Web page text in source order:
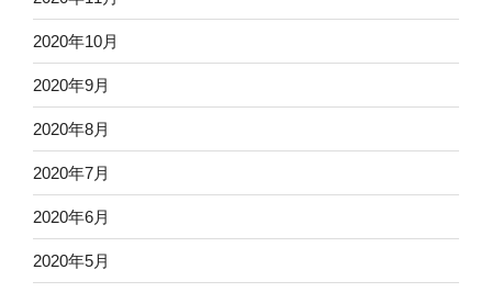
2020年10月
2020年9月
2020年8月
2020年7月
2020年6月
2020年5月